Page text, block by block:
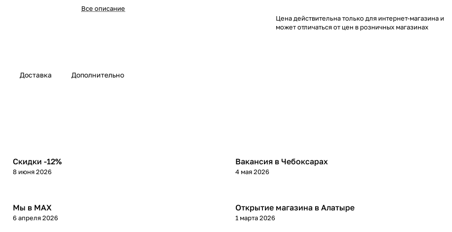
Все описание
Цена действительна только для интернет-магазина и
может отличаться от цен в розничных магазинах
Доставка Дополнительно
Скидки -12%
8 июня 2026
Вакансия в Чебоксарах
4 мая 2026
Мы в МАХ
6 апреля 2026
Открытие магазина в Алатыре
1 марта 2026